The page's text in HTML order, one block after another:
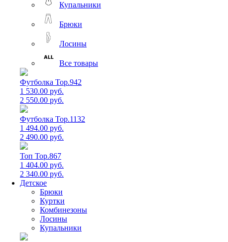
Купальники
Брюки
Лосины
Все товары
Футболка Top.942
1 530.00 руб.
2 550.00 руб.
Футболка Top.1132
1 494.00 руб.
2 490.00 руб.
Топ Top.867
1 404.00 руб.
2 340.00 руб.
Детское
Брюки
Куртки
Комбинезоны
Лосины
Купальники